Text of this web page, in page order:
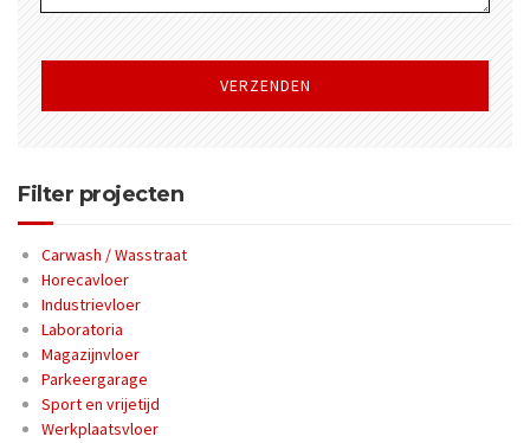
Filter projecten
Carwash / Wasstraat
Horecavloer
Industrievloer
Laboratoria
Magazijnvloer
Parkeergarage
Sport en vrijetijd
Werkplaatsvloer